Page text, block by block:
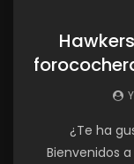
¿Te ha
Bienvenidos